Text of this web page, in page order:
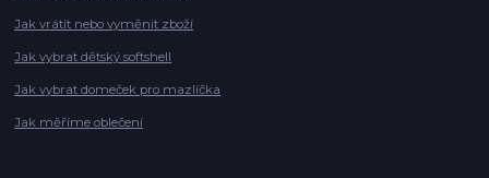
Jak vrátit nebo vyměnit zboží
Jak vybrat dětský softshell
Jak vybrat domeček pro mazlíčka
Jak měříme oblečení